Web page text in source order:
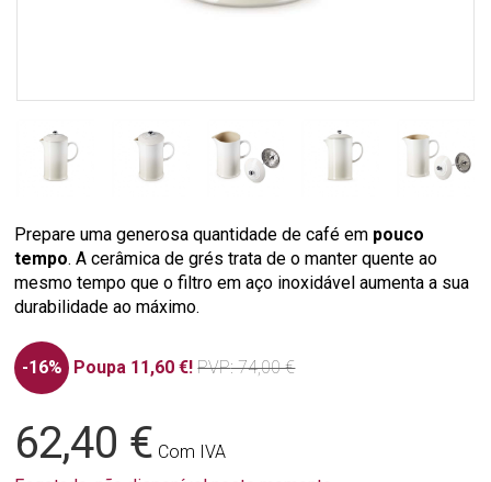
Prepare uma generosa quantidade de café em pouco
tempo. A cerâmica de grés trata de o manter quente ao
mesmo tempo que o filtro em aço inoxidável aumenta a sua
durabilidade ao máximo.
-16% Poupa 11,60 €! PVP: 74,00 €
62,40 € Com IVA